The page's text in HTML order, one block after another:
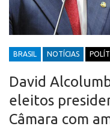
BRASIL NOTÍCIAS
David
eleitos
Câmara com